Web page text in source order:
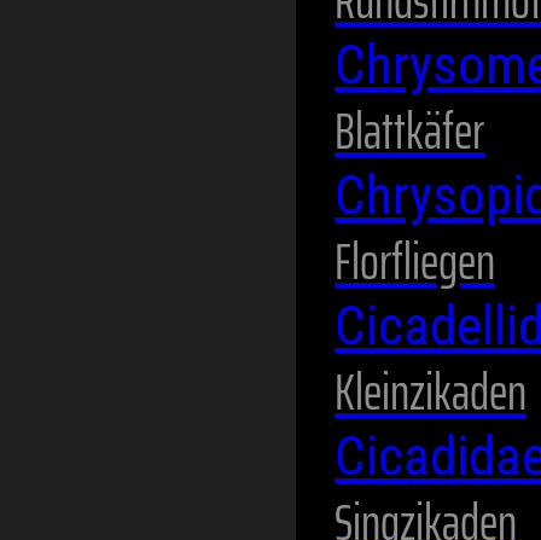
Blattkäfer
Florfliegen
Kleinzikaden
Singzikaden